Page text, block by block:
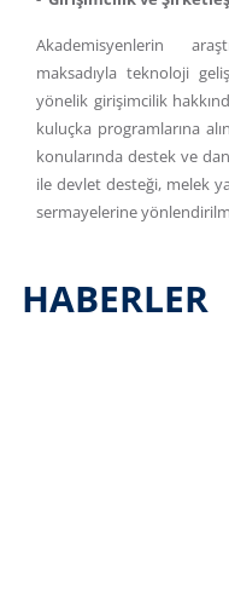
Akademisyenlerin
maksadıyla teknoloji
yönelik girişimcilik
kuluçka programlarına
konularında destek ve
ile devlet desteği, melek
sermayelerine
HABERLER